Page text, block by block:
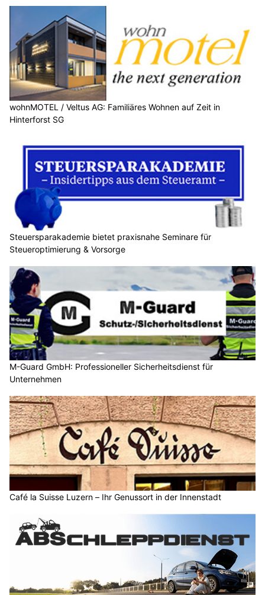
wohnMOTEL / Veltus AG: Familiäres Wohnen auf Zeit in
Hinterforst SG
Steuersparakademie bietet praxisnahe Seminare für
Steueroptimierung & Vorsorge
M-Guard GmbH: Professioneller Sicherheitsdienst für
Unternehmen
Café la Suisse Luzern – Ihr Genussort in der Innenstadt